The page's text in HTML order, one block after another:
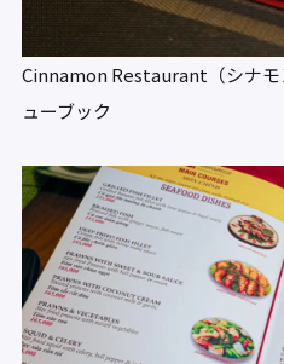
Cinnamon Restaurant（シナモ
ューブック